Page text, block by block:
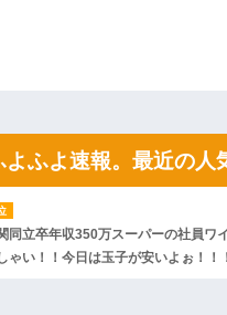
私「ちょっと、人の家の金庫触
！降りてこいよ！」と怒鳴り
衝撃】報酬100万円超の治験
愕然】白のクラウン俺氏、高
年の恋12-899 食べた量を張り
よふよ速報。最近の人
同立卒年収350万スーパーの社員ワ
ゃい！！今日は玉子が安いよぉ！！